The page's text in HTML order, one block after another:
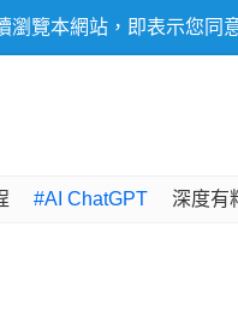
瀏覽本網站，即表示您同
#AI ChatGPT 深度有